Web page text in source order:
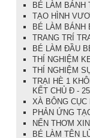
BÉ LÀM BÁNH
TẠO HÌNH
BÉ LÀM BÁNH
TRANG TRÍ
BÉ LÀM ĐẦU
THÍ NGHIỆM
THÍ NGHIỆM
TRẠI HÈ 1
KẾT CHỦ Đ -
XÀ BÔNG CỤC
PHẢN ỨNG
NẾN THƠM
BÉ LÀM TÊN